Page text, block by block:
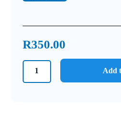
R350.00
Meesterklas:
Add